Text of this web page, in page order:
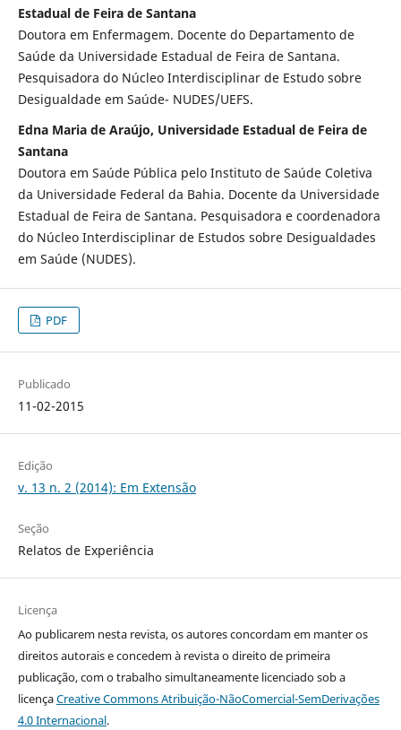
Estadual de Feira de Santana
Doutora em Enfermagem. Docente do Departamento de
Saúde da Universidade Estadual de Feira de Santana.
Pesquisadora do Núcleo Interdisciplinar de Estudo sobre
Desigualdade em Saúde- NUDES/UEFS.
Edna Maria de Araújo, Universidade Estadual de Feira de
Santana
Doutora em Saúde Pública pelo Instituto de Saúde Coletiva
da Universidade Federal da Bahia. Docente da Universidade
Estadual de Feira de Santana. Pesquisadora e coordenadora
do Núcleo Interdisciplinar de Estudos sobre Desigualdades
em Saúde (NUDES).
PDF
Publicado
11-02-2015
Edição
v. 13 n. 2 (2014): Em Extensão
Seção
Relatos de Experiência
Licença
Ao publicarem nesta revista, os autores concordam em manter os
direitos autorais e concedem à revista o direito de primeira
publicação, com o trabalho simultaneamente licenciado sob a
licençaCreative Commons Atribuição-NãoComercial-SemDerivações
4.0 Internacional.